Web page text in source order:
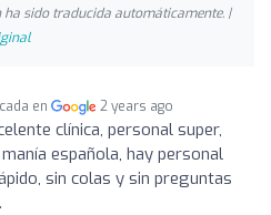
ha sido traducida automáticamente. |
en 2 years ago
clínica, personal super,
española, hay personal
sin colas y sin preguntas